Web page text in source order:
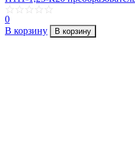
0
В корзину
В корзину